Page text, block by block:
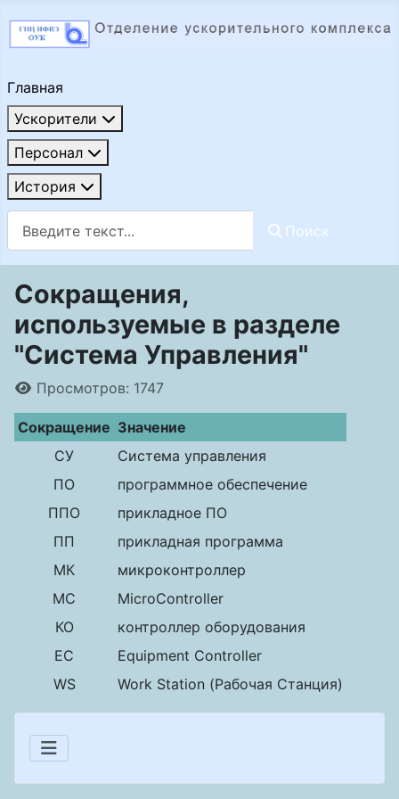
Главная
Ускорители
Персонал
История
Поиск
Сокращения,
используемые в разделе
"Система Управления"
Информация о материале
Просмотров: 1747
Сокращение Значение
СУ
Система управления
ПО
программное обеспечение
ППО
прикладное ПО
ПП
прикладная программа
МК
микроконтроллер
MC
MicroController
КО
контроллер оборудования
EC
Equipment Controller
WS
Work Station (Рабочая Станция)